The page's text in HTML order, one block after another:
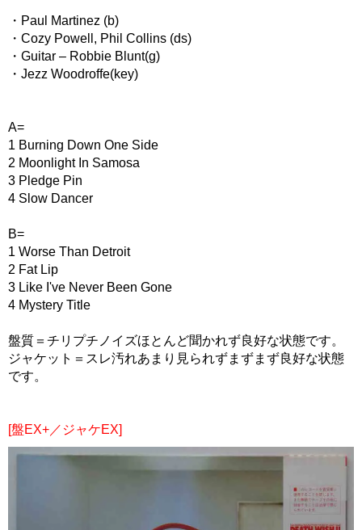
・Paul Martinez (b)
・Cozy Powell, Phil Collins (ds)
・Guitar – Robbie Blunt(g)
・Jezz Woodroffe(key)
A=
1 Burning Down One Side
2 Moonlight In Samosa
3 Pledge Pin
4 Slow Dancer
B=
1 Worse Than Detroit
2 Fat Lip
3 Like I've Never Been Gone
4 Mystery Title
盤質＝チリプチノイズほとんど聞かれず良好な状態です。
ジャケット＝スレ汚れあまり見られずまずまず良好な状態
です。
[盤EX+／ジャケEX]